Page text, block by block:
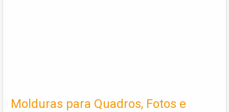
Molduras para Quadros, Fotos e